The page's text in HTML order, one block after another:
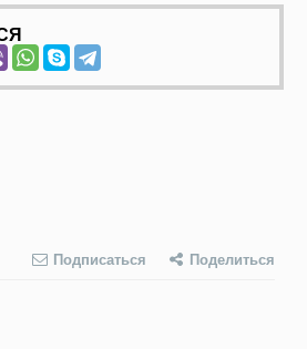
Подписаться Поделиться